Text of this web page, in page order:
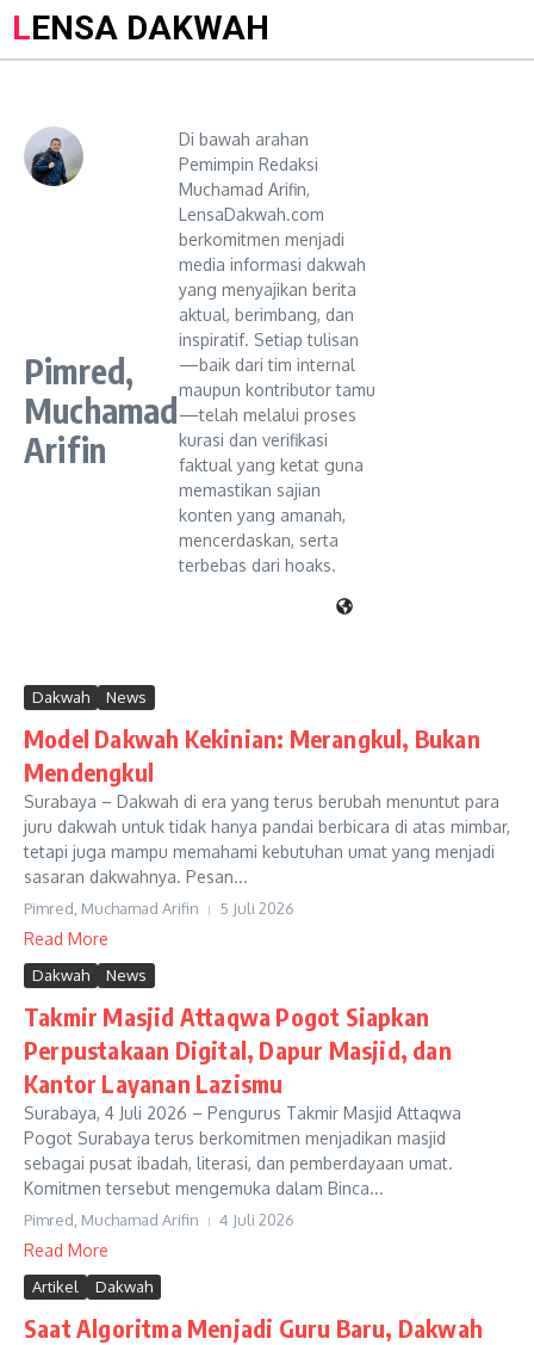
LENSA DAKWAH
Pimred,
Muchamad
Arifin
Di bawah arahan
Pemimpin Redaksi
Muchamad Arifin,
LensaDakwah.com
berkomitmen menjadi
media informasi dakwah
yang menyajikan berita
aktual, berimbang, dan
inspiratif. Setiap tulisan
—baik dari tim internal
maupun kontributor tamu
—telah melalui proses
kurasi dan verifikasi
faktual yang ketat guna
memastikan sajian
konten yang amanah,
mencerdaskan, serta
terbebas dari hoaks.
Dakwah News
Model Dakwah Kekinian: Merangkul, Bukan
Mendengkul
Surabaya – Dakwah di era yang terus berubah menuntut para
juru dakwah untuk tidak hanya pandai berbicara di atas mimbar,
tetapi juga mampu memahami kebutuhan umat yang menjadi
sasaran dakwahnya. Pesan...
Pimred, Muchamad Arifin 5 Juli 2026
Read More
Dakwah News
Takmir Masjid Attaqwa Pogot Siapkan
Perpustakaan Digital, Dapur Masjid, dan
Kantor Layanan Lazismu
Surabaya, 4 Juli 2026 – Pengurus Takmir Masjid Attaqwa
Pogot Surabaya terus berkomitmen menjadikan masjid
sebagai pusat ibadah, literasi, dan pemberdayaan umat.
Komitmen tersebut mengemuka dalam Binca...
Pimred, Muchamad Arifin 4 Juli 2026
Read More
Artikel Dakwah
Saat Algoritma Menjadi Guru Baru, Dakwah